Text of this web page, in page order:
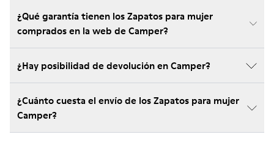
¿Qué garantía tienen los Zapatos para mujer
comprados en la web de Camper?
¿Hay posibilidad de devolución en Camper?
¿Cuánto cuesta el envío de los Zapatos para mujer
Camper?